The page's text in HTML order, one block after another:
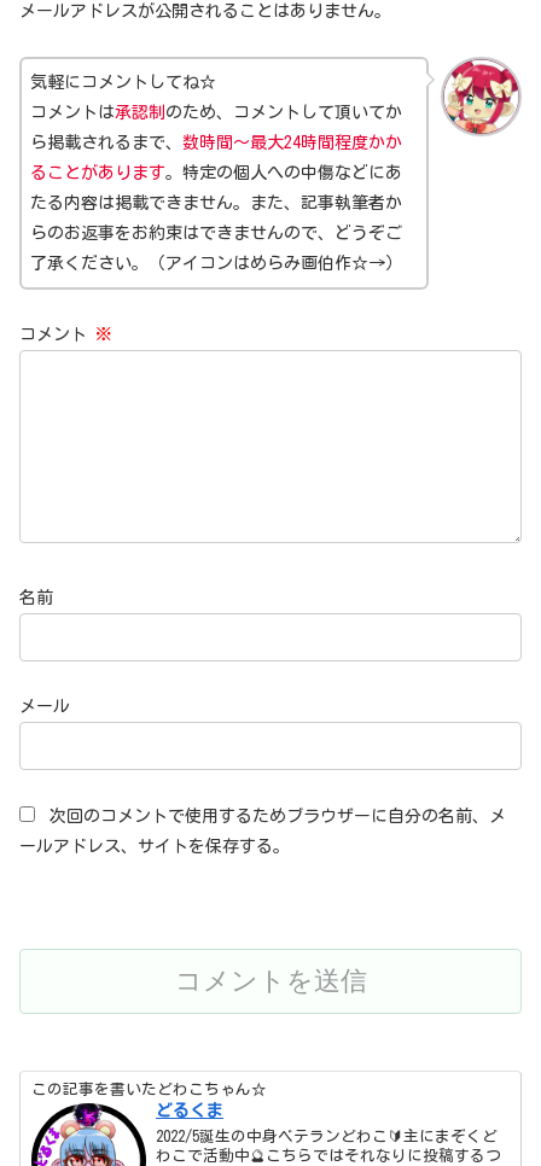
メールアドレスが公開されることはありません。
気軽にコメントしてね☆
コメントは承認制 のため、コメントして頂いてか
ら掲載されるまで、 数時間～最大24時間程度かか
ることがあります。特定の個人への中傷などにあ
たる内容は掲載できません。また、記事執筆者か
らのお返事をお約束はできませんので、どうぞご
了承ください。（アイコンはめらみ画伯作☆→）
コメント ※
名前
メール
次回のコメントで使用するためブラウザーに自分の名前、メ
ールアドレス、サイトを保存する。
この記事を書いたどわこちゃん☆
どるくま
2022/5誕生の中身ベテランどわこ🔰主にまぞくど
わこで活動中🔮こちらではそれなりに投稿するつ